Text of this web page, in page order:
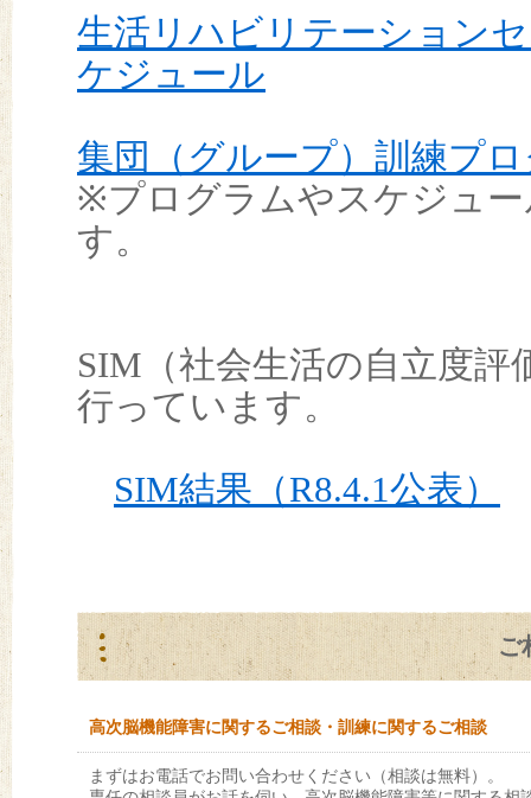
生活リハビリテーション
ケジュール
集団（グループ）訓練プ
※プログラムやスケジュ
す。
SIM（社会生活の自立度
行っています。
SIM結果（R8.4.1公表）
ご
高次脳機能障害に関するご相談・訓練に関するご相談
まずはお電話でお問い合わせください（相談は無料）。